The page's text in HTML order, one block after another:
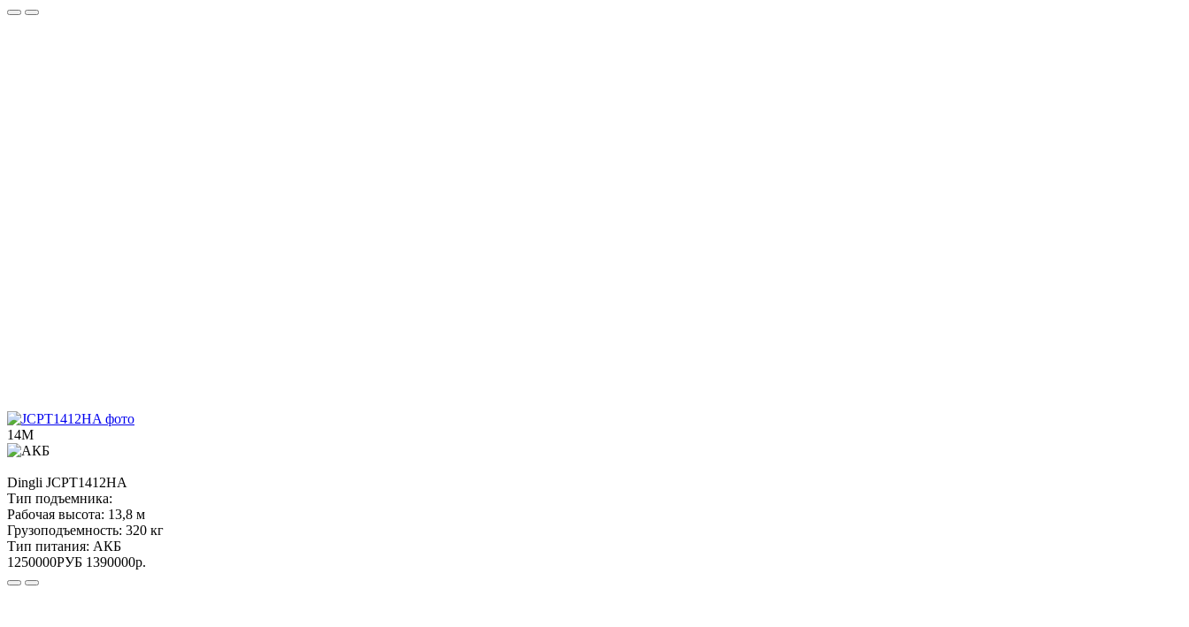
14М
Dingli JCPT1412HA
Тип подъемника:
Рабочая высота: 13,8 м
Грузоподъемность: 320 кг
Тип питания: АКБ
1250000РУБ 1390000р.